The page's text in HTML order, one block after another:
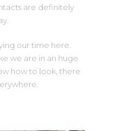
are definitely
our time here.
we are in an huge
how to look, there